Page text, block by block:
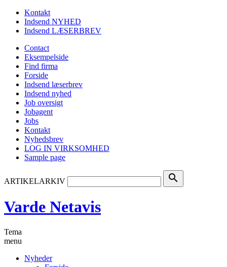
Kontakt
Indsend NYHED
Indsend LÆSERBREV
Contact
Eksempelside
Find firma
Forside
Indsend læserbrev
Indsend nyhed
Job oversigt
Jobagent
Jobs
Kontakt
Nyhedsbrev
LOG IN VIRKSOMHED
Sample page
ARTIKELARKIV search
Varde Netavis
Tema
menu
Nyheder